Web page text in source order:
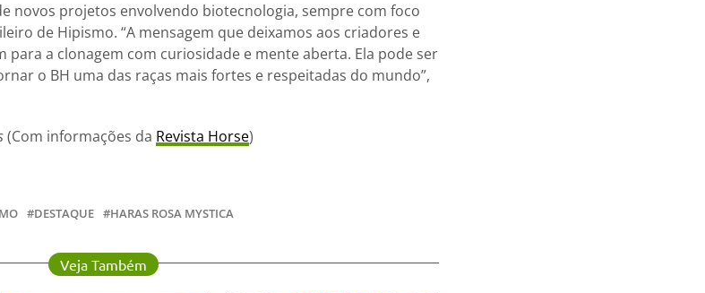
novos projetos envolvendo biotecnologia, sempre com foco
de Hipismo. “A mensagem que deixamos aos criadores e
para a clonagem com curiosidade e mente aberta. Ela pode ser
o BH uma das raças mais fortes e respeitadas do mundo”,
(Com informações da Revista Horse)
DESTAQUE HARAS ROSA MYSTICA
Veja Também